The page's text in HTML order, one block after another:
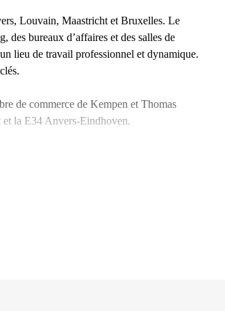
Louvain, Maastricht et Bruxelles. Le
des bureaux d’affaires et des salles de
lieu de travail professionnel et dynamique.
de commerce de Kempen et Thomas
la E34 Anvers-Eindhoven.